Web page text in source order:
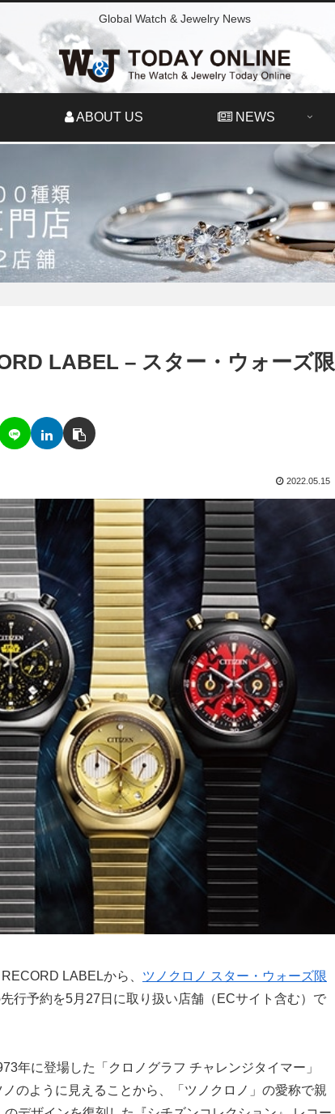
Global Watch & Jewelry News
ABOUT US NEWS
LABEL – スター・ウォーズ限
2022.05.15
LABELから、 ツノクロノ スター・ウォーズ限
行予約を5月27日に取り扱い店舗（ECサイト含む）で
年に登場した「クロノグラフ チャレンジタイマー」
のように⾒えることから、「ツノクロノ」の愛称で親